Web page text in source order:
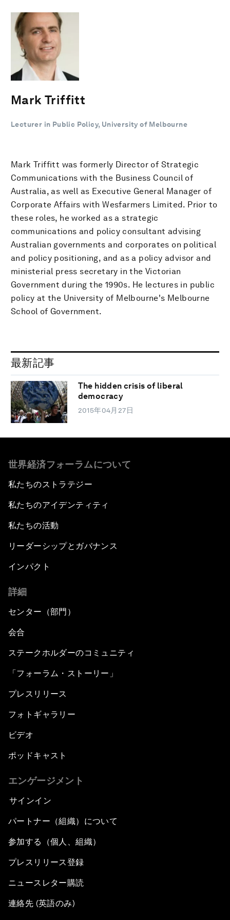
Mark Triffitt
Lecturer in Public Policy, University of Melbourne
Mark Triffitt was formerly Director of Strategic
Communications with the Business Council of
Australia, as well as Executive General Manager of
Corporate Affairs with Wesfarmers Limited. Prior to
these roles, he worked as a strategic
communications and policy consultant advising
Australian governments and corporates on political
and policy positioning, and as a policy advisor and
ministerial press secretary in the Victorian
Government during the 1990s. He lectures in public
policy at the University of Melbourne's Melbourne
School of Government.
最新記事
The hidden crisis of liberal
democracy
2015年04月27日
世界経済フォーラムについて
私たちのストラテジー
私たちのアイデンティティ
私たちの活動
リーダーシップとガバナンス
インパクト
詳細
センター（部門）
会合
ステークホルダーのコミュニティ
「フォーラム・ストーリー」
プレスリリース
フォトギャラリー
ビデオ
ポッドキャスト
エンゲージメント
サインイン
パートナー（組織）について
参加する（個人、組織）
プレスリリース登録
ニュースレター購読
連絡先 (英語のみ)